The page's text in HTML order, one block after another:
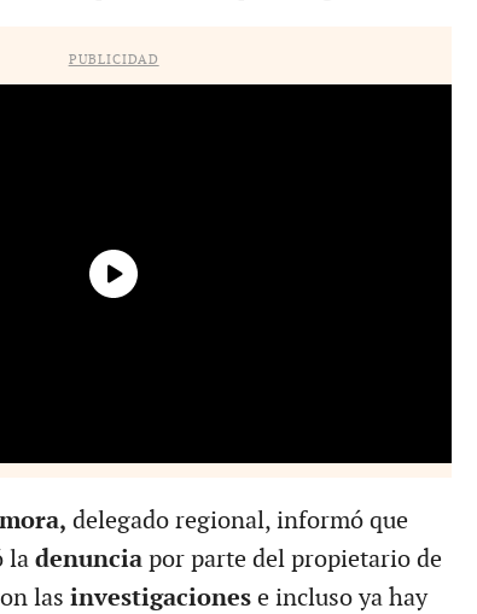
PUBLICIDAD
delegado regional, informó que
la denunciapor parte del propietario de
las investigaciones e incluso ya hay